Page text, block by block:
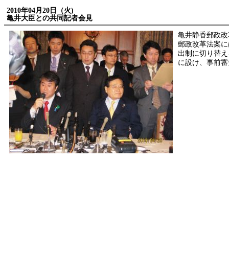
2010年04月20日（火)
亀井大臣との共同記者会見
亀井静香郵政
郵政改革法案
出制に切り替
に設け、事前